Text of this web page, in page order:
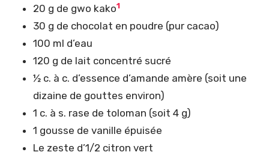
20 g de gwo kako1
30 g de chocolat en poudre (pur cacao)
100 ml d’eau
120 g de lait concentré sucré
½ c. à c. d’essence d’amande amère (soit une
dizaine de gouttes environ)
1 c. à s. rase de toloman (soit 4 g)
1 gousse de vanille épuisée
Le zeste d’1/2 citron vert